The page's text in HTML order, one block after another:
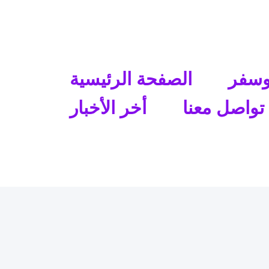
الصفحة الرئيسية
أخر الأخبار
تواصل معنا
أمريكا علي حسب نوع التأشيرة